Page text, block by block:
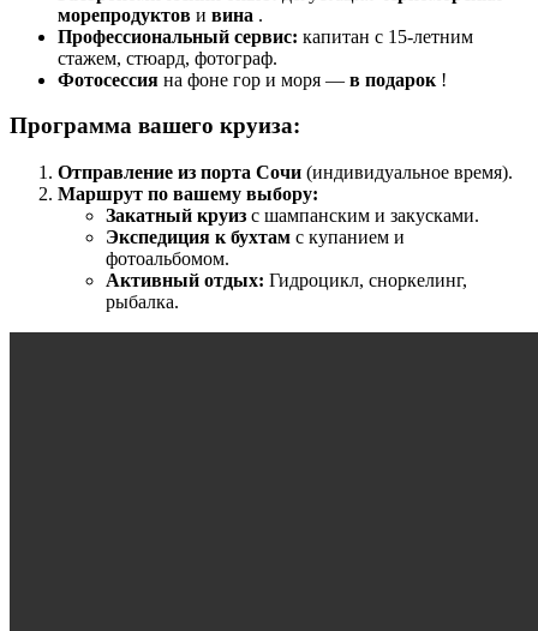
морепродуктов и вина .
Профессиональный сервис: капитан с 15-летним
стажем, стюард, фотограф.
Фотосессия на фоне гор и моря — в подарок !
Программа вашего круиза:
Отправление из порта Сочи (индивидуальное время).
Маршрут по вашему выбору:
Закатный круиз с шампанским и закусками.
Экспедиция к бухтам с купанием и
фотоальбомом.
Активный отдых: Гидроцикл, сноркелинг,
рыбалка.